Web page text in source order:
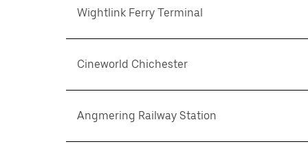
Wightlink Ferry Terminal
Cineworld Chichester
Angmering Railway Station